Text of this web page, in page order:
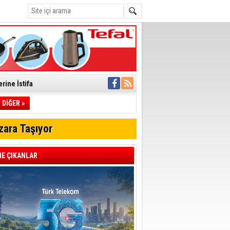
İletti
müdahale
Geçti
DİĞER »
Taşıyor
ÇIKANLAR